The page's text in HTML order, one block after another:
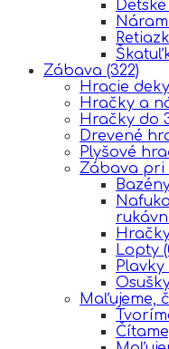
Zábava (322)
Hracie
Hračky a
Hračky do
Drevené
Plyšové
Zábava pri
Lopty
Plavky
Maľujeme,